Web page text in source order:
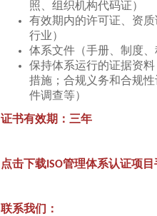
照、组织机构代码证）
有效期内的许可证、资
行业）
体系文件（手册、制度
保持体系运行的证据资
措施；合规义务和合规
件调查等）
证书有效期：三年
点击下载ISO管理体系认证项
联系我们：